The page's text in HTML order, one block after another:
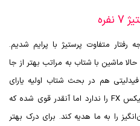
متفاوت پرستیژ با پرایم شدیم.
ماشین با شتاب به مراتب بهتر از جا
هم در بحث شتاب اولیه یارای
FXرا ندارد اما آنقدر قوی شده که
را به ما هدیه ‌کند. برای درک بهتر